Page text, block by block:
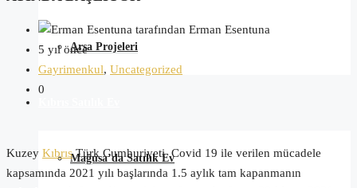
Arsa Projeleri
Mağusa’da Satılık Ev
tarafından Erman Esentuna
5 yıl önce
Gayrimenkul, Uncategorized
0
Kuzey KıbrısTürk Cumhuriyeti Covid 19 ile verilen mücadele
kapsamında 2021 yılı başlarında 1.5 aylık tam kapanmanın